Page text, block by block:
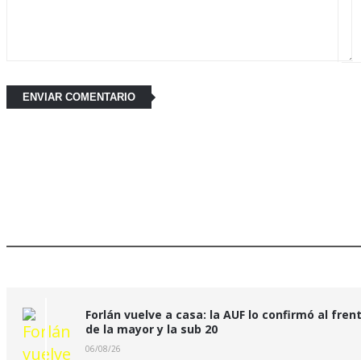
Forlán vuelve a casa: la AUF lo confirmó al
de la mayor y la sub 20
06/08/26